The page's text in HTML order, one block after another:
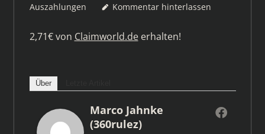
Auszahlungen
Kommentar hinterlassen
2,71€ von Claimworld.deerhalten!
Über
Marco Jahnke
(360rulez)